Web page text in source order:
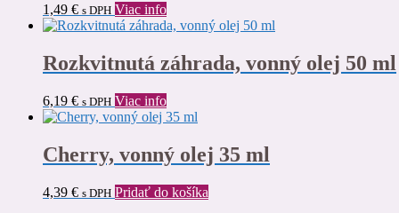
1,49 € s DPH Viac info
Rozkvitnutá záhrada, vonný olej 50 ml
6,19 € s DPH Viac info
Cherry, vonný olej 35 ml
4,39 € s DPH Pridať do košíka